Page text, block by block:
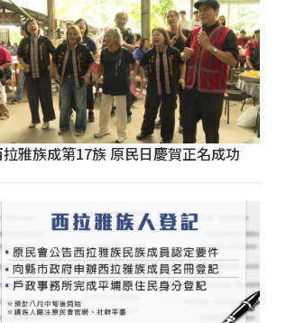
雅族成第17族 原民日慶賀正名成功